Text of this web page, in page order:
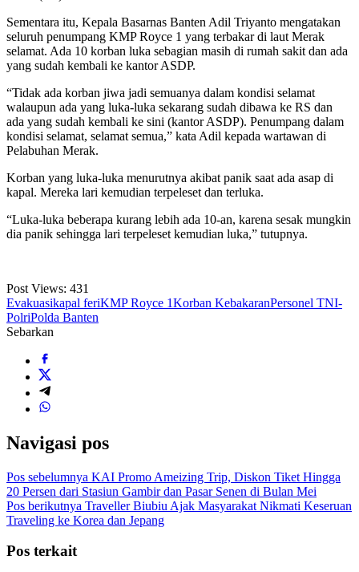
Sementara itu, Kepala Basarnas Banten Adil Triyanto mengatakan
seluruh penumpang KMP Royce 1 yang terbakar di laut Merak
selamat. Ada 10 korban luka sebagian masih di rumah sakit dan ada
yang sudah kembali ke kantor ASDP.
“Tidak ada korban jiwa jadi semuanya dalam kondisi selamat
walaupun ada yang luka-luka sekarang sudah dibawa ke RS dan
ada yang sudah kembali ke sini (kantor ASDP). Penumpang dalam
kondisi selamat, selamat semua,” kata Adil kepada wartawan di
Pelabuhan Merak.
Korban yang luka-luka menurutnya akibat panik saat ada asap di
kapal. Mereka lari kemudian terpeleset dan terluka.
“Luka-luka beberapa kurang lebih ada 10-an, karena sesak mungkin
dia panik sehingga lari terpeleset kemudian luka,” tutupnya.
Post Views: 431
Evakuasikapal feriKMP Royce 1Korban KebakaranPersonel TNI-
PolriPolda Banten
Sebarkan
Navigasi pos
Pos sebelumnya KAI Promo Ameizing Trip, Diskon Tiket Hingga
20 Persen dari Stasiun Gambir dan Pasar Senen di Bulan Mei
Pos berikutnya Traveller Biubiu Ajak Masyarakat Nikmati Keseruan
Traveling ke Korea dan Jepang
Pos terkait